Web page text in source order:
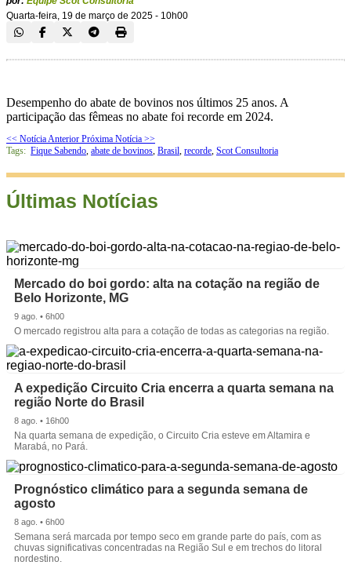
Quarta-feira, 19 de março de 2025 - 10h00
Desempenho do abate de bovinos nos últimos 25 anos. A
participação das fêmeas no abate foi recorde em 2024.
<< Notícia Anterior Próxima Notícia >>
Tags: Fique Sabendo, abate de bovinos, Brasil, recorde, Scot Consultoria
Últimas Notícias
Mercado do boi gordo: alta na cotação na região de
Belo Horizonte, MG
9 ago. • 6h00
O mercado registrou alta para a cotação de todas as categorias na região.
A expedição Circuito Cria encerra a quarta semana na
região Norte do Brasil
8 ago. • 16h00
Na quarta semana de expedição, o Circuito Cria esteve em Altamira e
Marabá, no Pará.
Prognóstico climático para a segunda semana de
agosto
8 ago. • 6h00
Semana será marcada por tempo seco em grande parte do país, com as
chuvas significativas concentradas na Região Sul e em trechos do litoral
nordestino.